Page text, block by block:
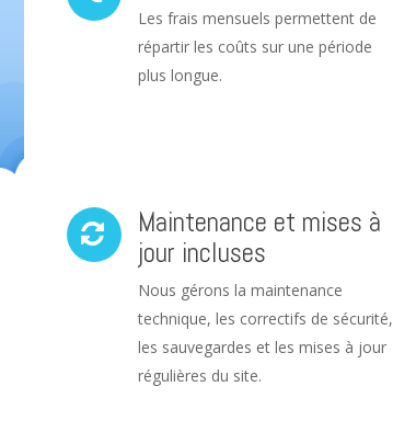
Les frais mensuels permettent de
répartir les coûts sur une période
plus longue.
Maintenance et mises à
jour incluses
Nous gérons la maintenance
technique, les correctifs de sécurité,
les sauvegardes et les mises à jour
régulières du site.